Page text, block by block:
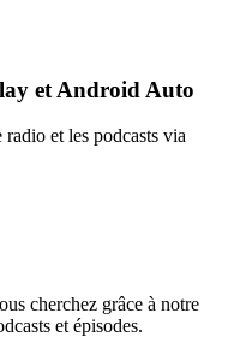
et Android Auto
radio et les podcasts via
cherchez grâce à notre
et épisodes.